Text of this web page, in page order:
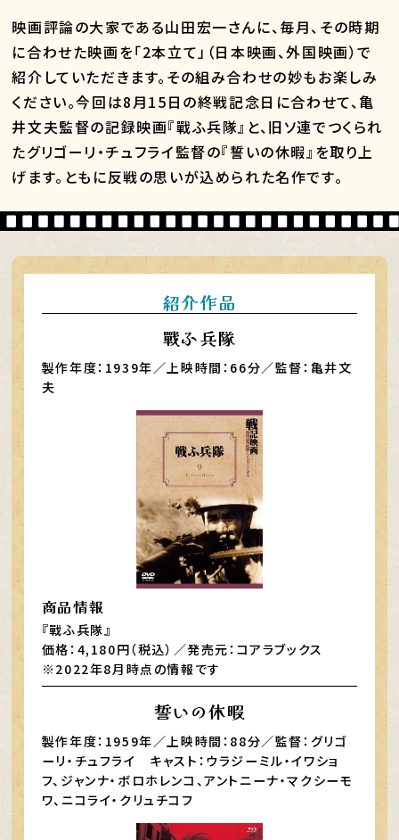
映画評論の大家である山田宏一さんに、毎月、その時期
に合わせた映画を「2本立て」（日本映画、外国映画）で
紹介していただきます。その組み合わせの妙もお楽しみ
ください。今回は8月15日の終戦記念日に合わせて、亀
井文夫監督の記録映画『戰ふ兵隊』と、旧ソ連でつくられ
たグリゴーリ・チュフライ監督の『誓いの休暇』を取り上
げます。ともに反戦の思いが込められた名作です。
紹介作品
戰ふ兵隊
製作年度：1939年／上映時間：66分／監督：亀井文
夫
商品情報
『戰ふ兵隊』
価格：4,180円（税込）／発売元：コアラブックス
※2022年8月時点の情報です
誓いの休暇
製作年度：1959年／上映時間：88分／監督：グリゴ
ーリ・チュフライ キャスト：ウラジーミル・イワショ
フ、ジャンナ・ボロホレンコ、アントニーナ・マクシーモ
ワ、ニコライ・クリュチコフ